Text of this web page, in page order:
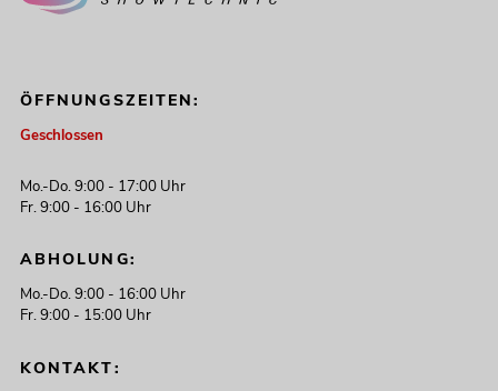
ÖFFNUNGSZEITEN:
Geschlossen
Mo.-Do. 9:00 - 17:00 Uhr
Fr. 9:00 - 16:00 Uhr
ABHOLUNG:
Mo.-Do. 9:00 - 16:00 Uhr
Fr. 9:00 - 15:00 Uhr
KONTAKT: